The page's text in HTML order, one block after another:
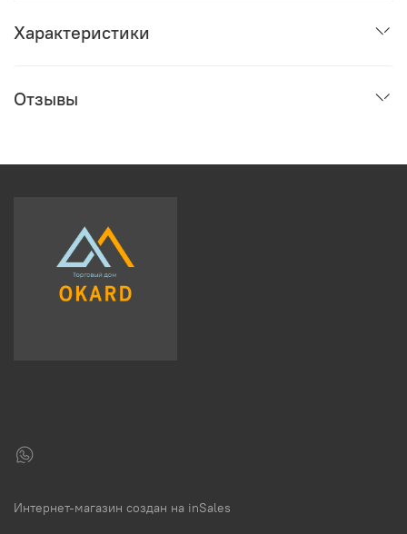
Характеристики
Отзывы
Интернет-магазин создан на inSales